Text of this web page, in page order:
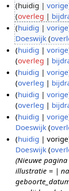
3
k
2
1
huidig vorige
overleg
G
e
e
n
b
e
w
e
r
k
i
n
g
s
s
a
huidig vorige
Doeswijk
G
e
e
n
b
e
w
e
k
i
n
g
s
0
e
2
1
huidig vorige
overleg
G
e
e
n
b
e
w
e
r
k
n
1
o
2
huidig vorige
overleg
G
e
e
n
b
e
w
e
r
k
huidig vorige
overleg
G
e
e
n
b
e
w
2
huidig vorige
Doeswijk
G
e
e
n
b
huidig vorige
Doeswijk
Nieuwe
illustratie = |